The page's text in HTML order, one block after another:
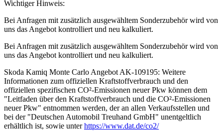
Wichtiger Hinweis:
Bei Anfragen mit zusätzlich ausgewähltem Sonderzubehör wird von
uns das Angebot kontrolliert und neu kalkuliert.
Bei Anfragen mit zusätzlich ausgewähltem Sonderzubehör wird von
uns das Angebot kontrolliert und neu kalkuliert.
Skoda Kamiq Monte Carlo Angebot AK-109195: Weitere
Informationen zum offiziellen Kraftstoffverbrauch und den
offiziellen spezifischen CO²-Emissionen neuer Pkw können dem
"Leitfaden über den Kraftstoffverbrauch und die CO²-Emissionen
neuer Pkw" entnommen werden, der an allen Verkaufsstellen und
bei der "Deutschen Automobil Treuhand GmbH" unentgeltlich
erhältlich ist, sowie unterhttps://www.dat.de/co2/